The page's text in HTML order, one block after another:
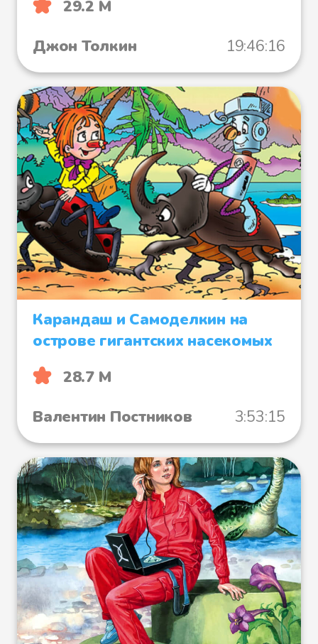
29.2 М
Джон Толкин
19:46:16
Карандаш и Самоделкин на
острове гигантских насекомых
28.7 М
Валентин Постников
3:53:15